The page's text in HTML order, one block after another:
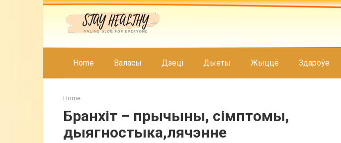
Home Валасы Дзеці Дыеты Жыццё Здароўе
Home
Бранхіт – прычыны, сімптомы,
дыягностыка,лячэнне